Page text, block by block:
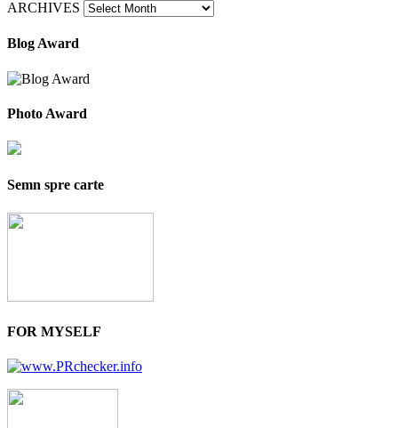
ARCHIVES
Blog Award
Photo Award
Semn spre carte
FOR MYSELF